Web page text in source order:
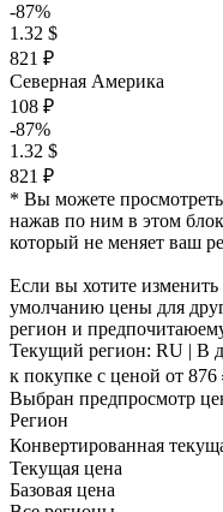
-87%
1.32 $
821 ₽
Северная Америка
108 ₽
-87%
1.32 $
821 ₽
* Вы можете
нажав по ним в этом
который не меняет ваш
Если вы хотите
умолчанию цены для
регион и
Текущий регион: RU | В
к покупке с ценой от 876
Выбран предпросмотр
Регион
Конвертированная
Текущая цена
Базовая цена